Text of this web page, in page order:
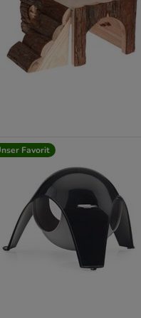
Favorit